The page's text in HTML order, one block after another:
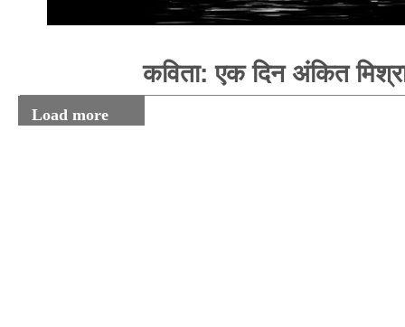
कविता: एक दिन अंकित
Load more